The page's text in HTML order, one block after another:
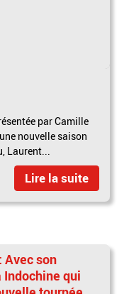
par Camille
nouvelle saison
Laurent...
Lire la suite
Avec son
Indochine qui